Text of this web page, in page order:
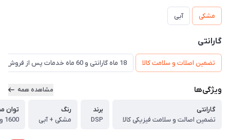
مشکی آبی
گارانتی
تضمین اصلات و سلامت کالا 18 ماه گارانتی و 60 ماه خدمات پس از فروش و ضمانت تعویض
ویژگی‌ها مشاهده همه
گارانتی
تضمین اصالت و سلامت فیزیکی کالا
برند
DSP
رنگ
مشکی + آبی
توان
1600 وات